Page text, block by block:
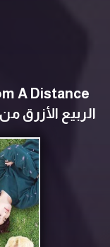
الربيع الأزرق من